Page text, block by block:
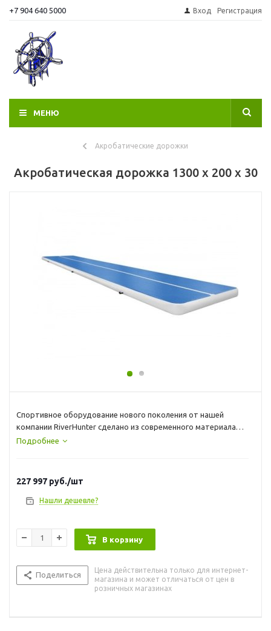
+7 904 640 5000 Вход Регистрация
МЕНЮ
Акробатические дорожки
Акробатическая дорожка 1300 x 200 x 30
Спортивное оборудование нового поколения от нашей
компании RiverHunter сделано из современного материала
AirDeck и поэтому оно герметично и отлично пружинит .
воздуходувка..наше спортивное оборудование будет
держать давление в течение нескольких месяцев
Надув займет всего 15-20 минут.
предпочтениям.
Подходит для любого гладкого пола.
Подробнее
227 997 руб./шт
Нашли дешевле?
В корзину
Поделиться
Цена действительна только для интернет-
магазина и может отличаться от цен в
розничных магазинах